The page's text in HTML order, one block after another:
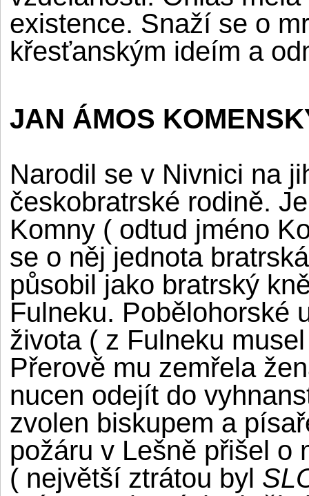
existence. Snaží se o
křesťanským ideím a
JAN ÁMOS
Narodil se v Nivnici na
českobratrské rodině.
Komny ( odtud jméno
se o něj jednota
působil jako bratrský
Fulneku. Pobělohorské
života ( z Fulneku
Přerově mu zemřela
nucen odejít do
zvolen biskupem a
požáru v Lešně přišel o
( největší ztrátou byl